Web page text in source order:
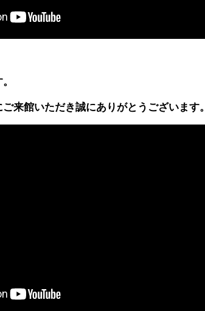
来館いただき誠にありがとうございます。